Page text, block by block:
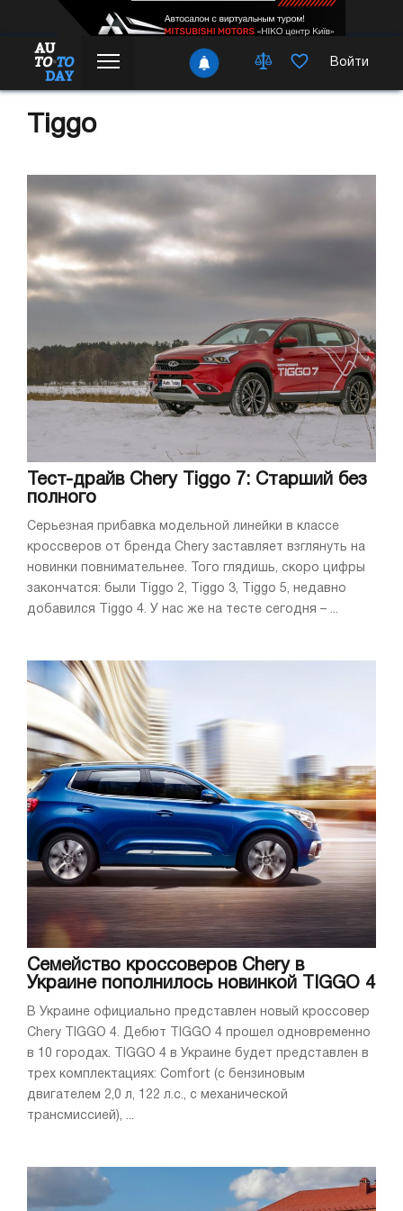
Войти
Tiggo
Тест-драйв Chery Tiggo 7: Старший без
полного
Серьезная прибавка модельной линейки в классе
кроссверов от бренда Chery заставляет взглянуть на
новинки повнимательнее. Того глядишь, скоро цифры
закончатся: были Tiggo 2, Tiggo 3, Tiggo 5, недавно
добавился Tiggo 4. У нас же на тесте сегодня – ...
Семейство кроссоверов Chery в
Украине пополнилось новинкой TIGGO 4
В Украине официально представлен новый кроссовер
Chery TIGGO 4. Дебют TIGGO 4 прошел одновременно
в 10 городах. TIGGO 4 в Украине будет представлен в
трех комплектациях: Comfort (с бензиновым
двигателем 2,0 л, 122 л.с., с механической
трансмиссией), ...